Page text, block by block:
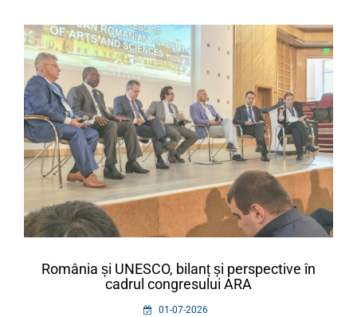
România și UNESCO, bilanț și perspective în
cadrul congresului ARA
01-07-2026